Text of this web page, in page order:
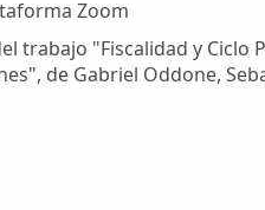
Zoom
trabajo "Fiscalidad y Ciclo
de Gabriel Oddone,